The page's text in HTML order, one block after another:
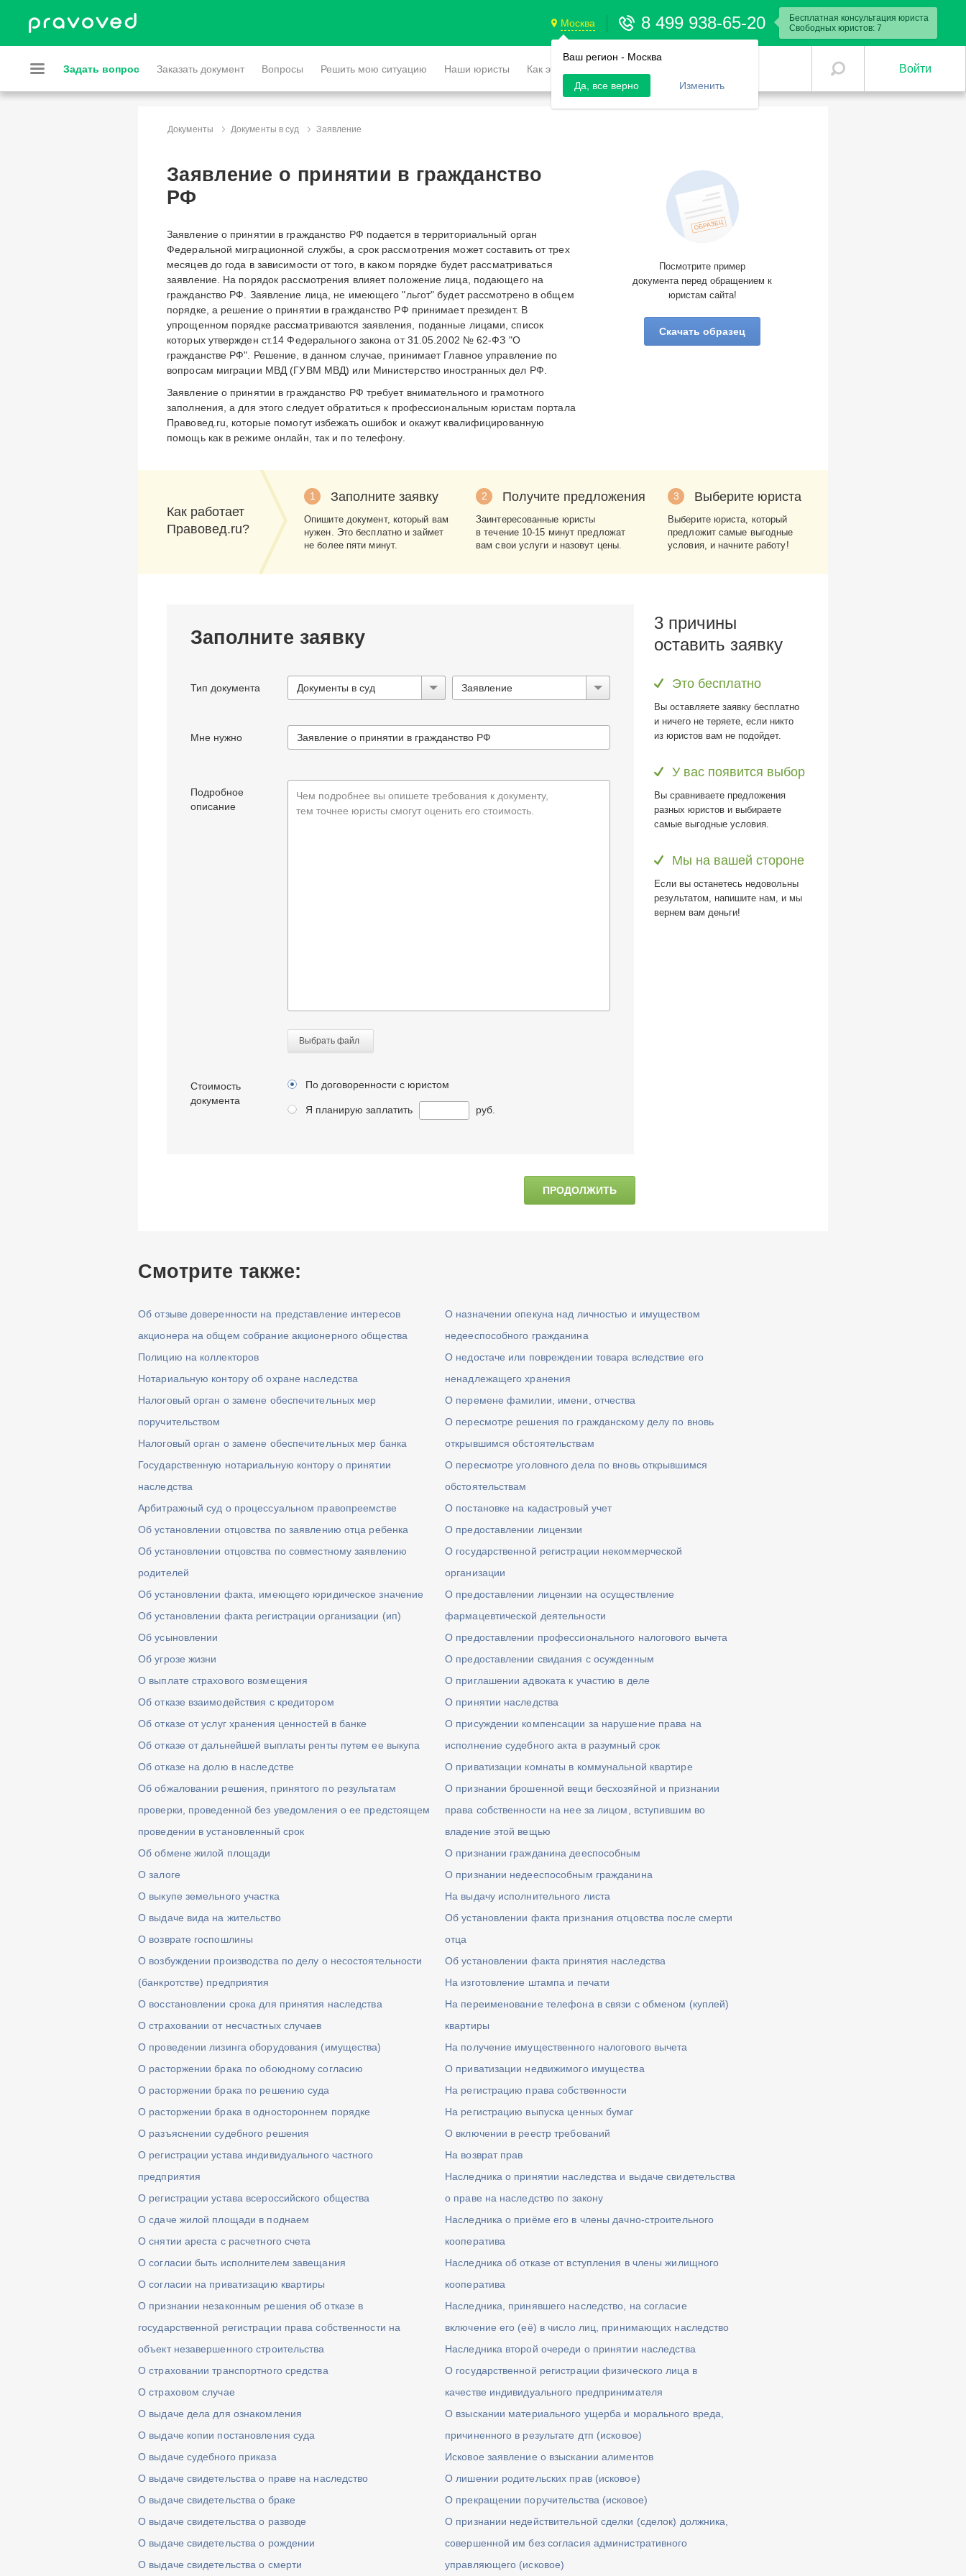
Москва
Ваш регион - Москва
Да, все верно Изменить
8 499 938-65-20
Бесплатная консультация юриста
Свободных юристов: 7
Задать вопрос Заказать документ Вопросы Решить мою ситуацию Наши юристы Как это работает Войти
Документы Документы в суд Заявление
Заявление о принятии в гражданство
РФ
Заявление о принятии в гражданство РФ подается в территориальный орган
Федеральной миграционной службы, а срок рассмотрения может составить от трех
месяцев до года в зависимости от того, в каком порядке будет рассматриваться
заявление. На порядок рассмотрения влияет положение лица, подающего на
гражданство РФ. Заявление лица, не имеющего "льгот" будет рассмотрено в общем
порядке, а решение о принятии в гражданство РФ принимает президент. В
упрощенном порядке рассматриваются заявления, поданные лицами, список
которых утвержден ст.14 Федерального закона от 31.05.2002 № 62-ФЗ "О
гражданстве РФ". Решение, в данном случае, принимает Главное управление по
вопросам миграции МВД (ГУВМ МВД) или Министерство иностранных дел РФ.
Заявление о принятии в гражданство РФ требует внимательного и грамотного
заполнения, а для этого следует обратиться к профессиональным юристам портала
Правовед.ru, которые помогут избежать ошибок и окажут квалифицированную
помощь как в режиме онлайн, так и по телефону.
Посмотрите пример
документа перед обращением к
юристам сайта!
Скачать образец
Как работает
Правовед.ru?
3 Выберите юриста
Выберите юриста, который
предложит самые выгодные
условия, и начните работу!
2 Получите предложения
Заинтересованные юристы
в течение 10-15 минут предложат
вам свои услуги и назовут цены.
1 Заполните заявку
Опишите документ, который вам
нужен. Это бесплатно и займет
не более пяти минут.
Заполните заявку
Тип документа Документы в суд Заявление
Мне нужно
Подробное
описание
Чем подробнее вы опишете требования к документу,
тем точнее юристы смогут оценить его стоимость.
Выбрать файл
Стоимость
документа
По договоренности с юристом
Я планирую заплатить руб.
ПРОДОЛЖИТЬ
3 причины
оставить заявку
Это бесплатно
Вы оставляете заявку бесплатно
и ничего не теряете, если никто
из юристов вам не подойдет.
У вас появится выбор
Вы сравниваете предложения
разных юристов и выбираете
самые выгодные условия.
Мы на вашей стороне
Если вы останетесь недовольны
результатом, напишите нам, и мы
вернем вам деньги!
Смотрите также:
Об отзыве доверенности на представление интересов
акционера на общем собрание акционерного общества
Полицию на коллекторов
Нотариальную контору об охране наследства
Налоговый орган о замене обеспечительных мер
поручительством
Налоговый орган о замене обеспечительных мер банка
Государственную нотариальную контору о принятии
наследства
Арбитражный суд о процессуальном правопреемстве
Об установлении отцовства по заявлению отца ребенка
Об установлении отцовства по совместному заявлению
родителей
Об установлении факта, имеющего юридическое значение
Об установлении факта регистрации организации (ип)
Об усыновлении
Об угрозе жизни
О выплате страхового возмещения
Об отказе взаимодействия с кредитором
Об отказе от услуг хранения ценностей в банке
Об отказе от дальнейшей выплаты ренты путем ее выкупа
Об отказе на долю в наследстве
Об обжаловании решения, принятого по результатам
проверки, проведенной без уведомления о ее предстоящем
проведении в установленный срок
Об обмене жилой площади
О залоге
О выкупе земельного участка
О выдаче вида на жительство
О возврате госпошлины
О возбуждении производства по делу о несостоятельности
(банкротстве) предприятия
О восстановлении срока для принятия наследства
О страховании от несчастных случаев
О проведении лизинга оборудования (имущества)
О расторжении брака по обоюдному согласию
О расторжении брака по решению суда
О расторжении брака в одностороннем порядке
О разъяснении судебного решения
О регистрации устава индивидуального частного
предприятия
О регистрации устава всероссийского общества
О сдаче жилой площади в поднаем
О снятии ареста с расчетного счета
О согласии быть исполнителем завещания
О согласии на приватизацию квартиры
О признании незаконным решения об отказе в
государственной регистрации права собственности на
объект незавершенного строительства
О страховании транспортного средства
О страховом случае
О выдаче дела для ознакомления
О выдаче копии постановления суда
О выдаче судебного приказа
О выдаче свидетельства о праве на наследство
О выдаче свидетельства о браке
О выдаче свидетельства о разводе
О выдаче свидетельства о рождении
О выдаче свидетельства о смерти
О назначении опекуна над личностью и имуществом
недееспособного гражданина
О недостаче или повреждении товара вследствие его
ненадлежащего хранения
О перемене фамилии, имени, отчества
О пересмотре решения по гражданскому делу по вновь
открывшимся обстоятельствам
О пересмотре уголовного дела по вновь открывшимся
обстоятельствам
О постановке на кадастровый учет
О предоставлении лицензии
О государственной регистрации некоммерческой
организации
О предоставлении лицензии на осуществление
фармацевтической деятельности
О предоставлении профессионального налогового вычета
О предоставлении свидания с осужденным
О приглашении адвоката к участию в деле
О принятии наследства
О присуждении компенсации за нарушение права на
исполнение судебного акта в разумный срок
О приватизации комнаты в коммунальной квартире
О признании брошенной вещи бесхозяйной и признании
права собственности на нее за лицом, вступившим во
владение этой вещью
О признании гражданина дееспособным
О признании недееспособным гражданина
На выдачу исполнительного листа
Об установлении факта признания отцовства после смерти
отца
Об установлении факта принятия наследства
На изготовление штампа и печати
На переименование телефона в связи с обменом (куплей)
квартиры
На получение имущественного налогового вычета
О приватизации недвижимого имущества
На регистрацию права собственности
На регистрацию выпуска ценных бумаг
О включении в реестр требований
На возврат прав
Наследника о принятии наследства и выдаче свидетельства
о праве на наследство по закону
Наследника о приёме его в члены дачно-строительного
кооператива
Наследника об отказе от вступления в члены жилищного
кооператива
Наследника, принявшего наследство, на согласие
включение его (её) в число лиц, принимающих наследство
Наследника второй очереди о принятии наследства
О государственной регистрации физического лица в
качестве индивидуального предпринимателя
О взыскании материального ущерба и морального вреда,
причиненного в результате дтп (исковое)
Исковое заявление о взыскании алиментов
О лишении родительских прав (исковое)
О прекращении поручительства (исковое)
О признании недействительной сделки (сделок) должника,
совершенной им без согласия административного
управляющего (исковое)